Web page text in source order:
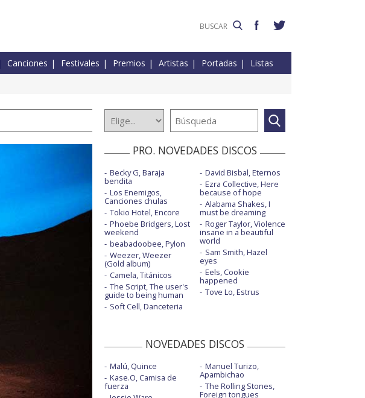
Canciones Festivales Premios Artistas Portadas Listas
PRO. NOVEDADES DISCOS
Becky G, Baraja
bendita
Los Enemigos,
Canciones chulas
Tokio Hotel, Encore
Phoebe Bridgers, Lost
weekend
beabadoobee, Pylon
Weezer, Weezer
(Gold album)
Camela, Titánicos
The Script, The user's
guide to being human
Soft Cell, Danceteria
David Bisbal, Eternos
Ezra Collective, Here
because of hope
Alabama Shakes, I
must be dreaming
Roger Taylor, Violence
insane in a beautiful
world
Sam Smith, Hazel
eyes
Eels, Cookie
happened
Tove Lo, Estrus
NOVEDADES DISCOS
Malú, Quince
Kase.O, Camisa de
fuerza
Manuel Turizo,
Apambichao
The Rolling Stones,
Foreign tongues